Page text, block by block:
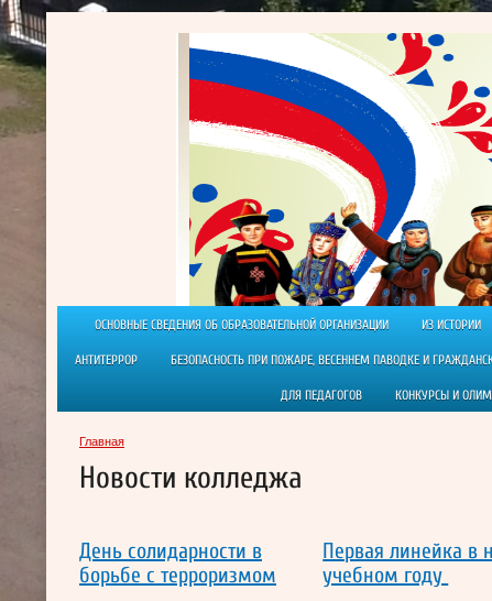
ОСНОВНЫЕ СВЕДЕНИЯ ОБ ОБРАЗОВАТЕЛЬНОЙ ОРГАНИЗАЦИИ ИЗ ИСТОРИИ
АНТИТЕРРОР БЕЗОПАСНОСТЬ ПРИ ПОЖАРЕ, ВЕСЕННЕМ ПАВОДКЕ И
ДЛЯ ПЕДАГОГОВ КОНКУРСЫ И
Главная
Новости колледжа
День солидарности в
борьбе с терроризмом
Первая линейка в
учебном году